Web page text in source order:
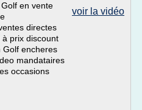
voir la vidéo
en vente
directes
prix discount
Golf encheres
mandataires
occasions